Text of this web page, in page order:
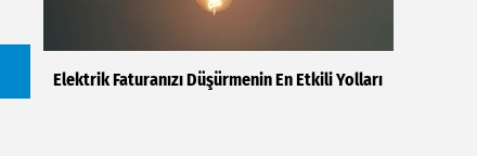
Elektrik Faturanızı Düşürmenin En Etkili Yolları